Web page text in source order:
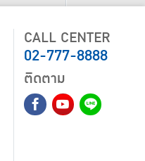
CALL CENTER
02-777-8888
ติดตาม